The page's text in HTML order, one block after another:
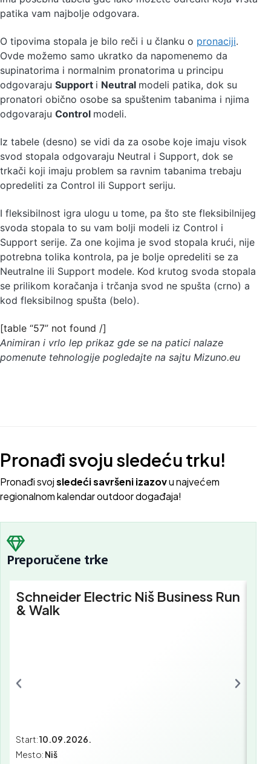
patika vam najbolje odgovara.
O tipovima stopala je bilo reči i u članku o pronaciji.
Ovde možemo samo ukratko da napomenemo da
supinatorima i normalnim pronatorima u principu
odgovaraju Support i Neutral modeli patika, dok su
pronatori obično osobe sa spuštenim tabanima i njima
odgovaraju Control modeli.
Iz tabele (desno) se vidi da za osobe koje imaju visok
svod stopala odgovaraju Neutral i Support, dok se
trkači koji imaju problem sa ravnim tabanima trebaju
opredeliti za Control ili Support seriju.
I fleksibilnost igra ulogu u tome, pa što ste fleksibilnijeg
svoda stopala to su vam bolji modeli iz Control i
Support serije. Za one kojima je svod stopala krući, nije
potrebna tolika kontrola, pa je bolje opredeliti se za
Neutralne ili Support modele. Kod krutog svoda stopala
se prilikom koračanja i trčanja svod ne spušta (crno) a
kod fleksibilnog spušta (belo).
[table “57” not found /]
Animiran i vrlo lep prikaz gde se na patici nalaze
pomenute tehnologije pogledajte na sajtu Mizuno.eu
Pronađi svoju sledeću trku!
Pronađi svojsledeći savršeni izazovu najvećem
regionalnom kalendar outdoor događaja!
Preporučene trke
Schneider Electric Niš Business Run
& Walk
Start:10.09.2026.
Mesto: Niš